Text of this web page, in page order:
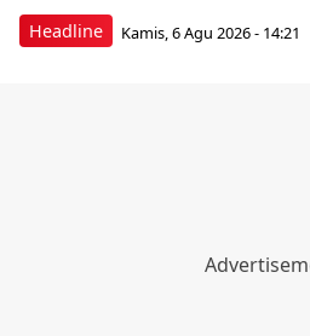
Headline Kamis, 6 Agu 2026 - 14:21